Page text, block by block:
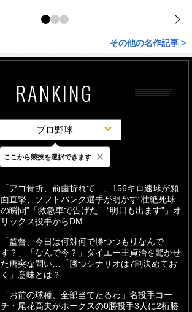
その他の名作記事 >
RANKING
プロ野球
最新 24時間 週間
「アゴ骨折、前歯折れて…」156キロ速球が顔
面直撃、ソフトバンク選手が明かす“壮絶死球
の瞬間”「救急車で告げた…“明日も出ます”」オ
リックス投手からDM
「監督、今日は何対何で勝つつもりなんで
す？」「なんで今？」ダイエー王貞治を驚かせ
た唐突な問い…「勝つシナリオは7割決めてお
く」意味とは？
「お前の球種、全部当てたるわ」名投手コー
チ・尾花高夫がホークスの0勝投手3人に2桁勝
ここから競技を選択できます ×